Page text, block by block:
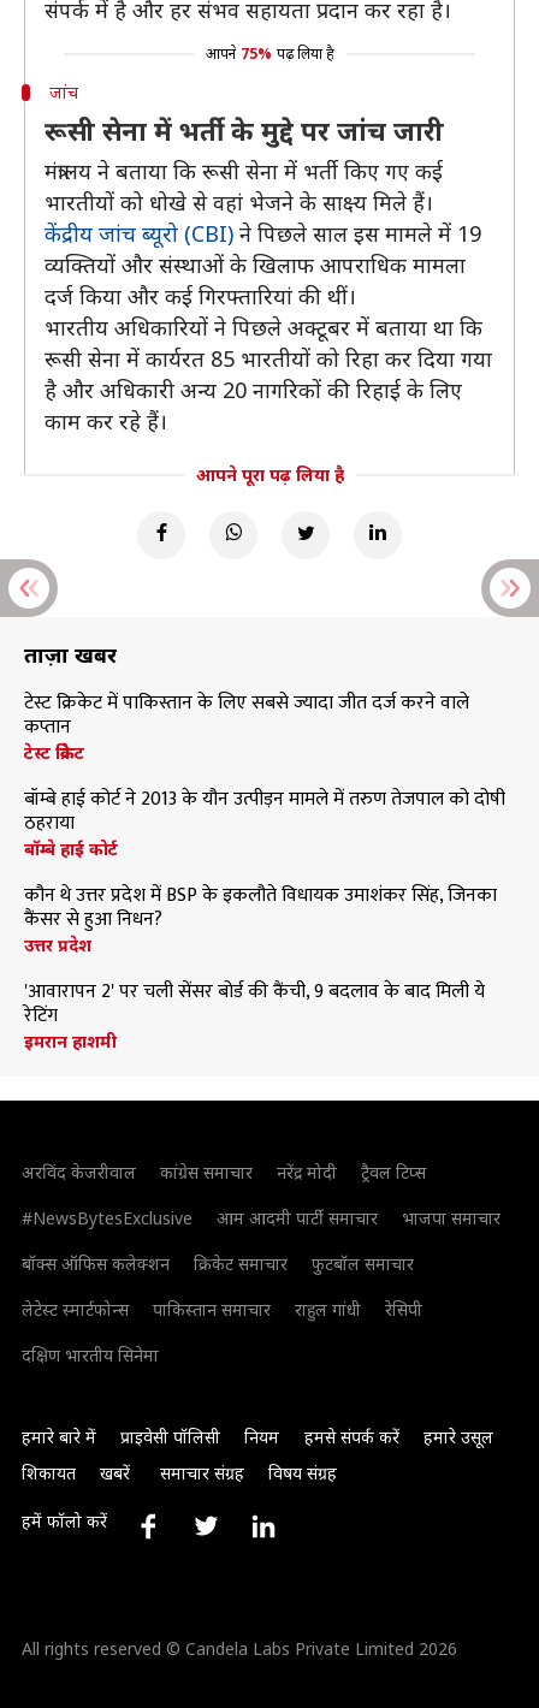
संपर्क में है और हर संभव सहायता प्रदान कर रहा है।
आपने 75% पढ़ लिया है
जांच
रूसी सेना में भर्ती के मुद्दे पर जांच जारी
मंत्रालय ने बताया कि रूसी सेना में भर्ती किए गए कई
भारतीयों को धोखे से वहां भेजने के साक्ष्य मिले हैं।
केंद्रीय जांच ब्यूरो (CBI) ने पिछले साल इस मामले में 19
व्यक्तियों और संस्थाओं के खिलाफ आपराधिक मामला
दर्ज किया और कई गिरफ्तारियां की थीं।
भारतीय अधिकारियों ने पिछले अक्टूबर में बताया था कि
रूसी सेना में कार्यरत 85 भारतीयों को रिहा कर दिया गया
है और अधिकारी अन्य 20 नागरिकों की रिहाई के लिए
काम कर रहे हैं।
आपने पूरा पढ़ लिया है
ताज़ा खबरें
टेस्ट क्रिकेट में पाकिस्तान के लिए सबसे ज्यादा जीत दर्ज करने वाले
कप्तान
टेस्ट क्रिकेट
बॉम्बे हाई कोर्ट ने 2013 के यौन उत्पीड़न मामले में तरुण तेजपाल को दोषी
ठहराया
बॉम्बे हाई कोर्ट
कौन थे उत्तर प्रदेश में BSP के इकलौते विधायक उमाशंकर सिंह, जिनका
कैंसर से हुआ निधन?
उत्तर प्रदेश
'आवारापन 2' पर चली सेंसर बोर्ड की कैंची, 9 बदलाव के बाद मिली ये
रेटिंग
इमरान हाशमी
अरविंद केजरीवाल कांग्रेस समाचार नरेंद्र मोदी
ट्रैवल टिप्स
#NewsBytesExclusive
आम आदमी पार्टी समाचार
भाजपा समाचार
बॉक्स ऑफिस कलेक्शन
क्रिकेट समाचार
फुटबॉल समाचार
लेटेस्ट स्मार्टफोन्स
पाकिस्तान समाचार राहुल गांधी
रेसिपी
दक्षिण भारतीय सिनेमा
हमारे बारे में प्राइवेसी पॉलिसी नियम हमसे संपर्क करें
हमारे उसूल
शिकायत
खबरें समाचार संग्रह विषय संग्रह
हमें फॉलो करें
All rights reserved © Candela Labs Private Limited 2026